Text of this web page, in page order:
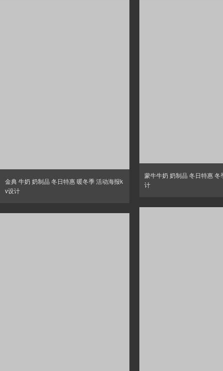
金典 牛奶 奶制品 冬日特惠 暖冬季 活动海报k
v设计
蒙牛牛奶 奶制品 冬日特惠 冬
计